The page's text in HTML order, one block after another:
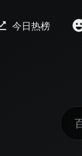
今日热榜